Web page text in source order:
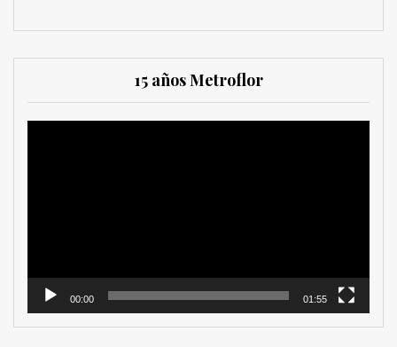
15 años Metroflor
00:00 01:55